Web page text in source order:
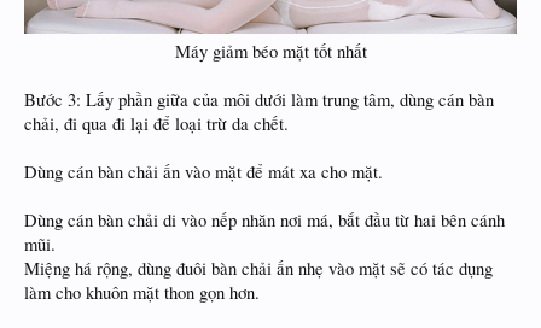
Máy giảm béo mặt tốt nhất​
Bước 3: Lấy phần giữa của môi dưới làm trung tâm, dùng cán bàn
chải, đi qua đi lại để loại trừ da chết.
Dùng cán bàn chải ấn vào mặt để mát xa cho mặt.
Dùng cán bàn chải di vào nếp nhăn nơi má, bắt đầu từ hai bên cánh
mũi.
Miệng há rộng, dùng đuôi bàn chải ấn nhẹ vào mặt sẽ có tác dụng
làm cho khuôn mặt thon gọn hơn.